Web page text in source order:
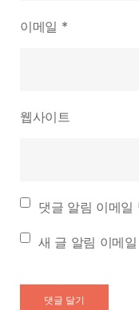
이메일 *
웹사이트
댓글 알림 이메일
새 글 알림 이메